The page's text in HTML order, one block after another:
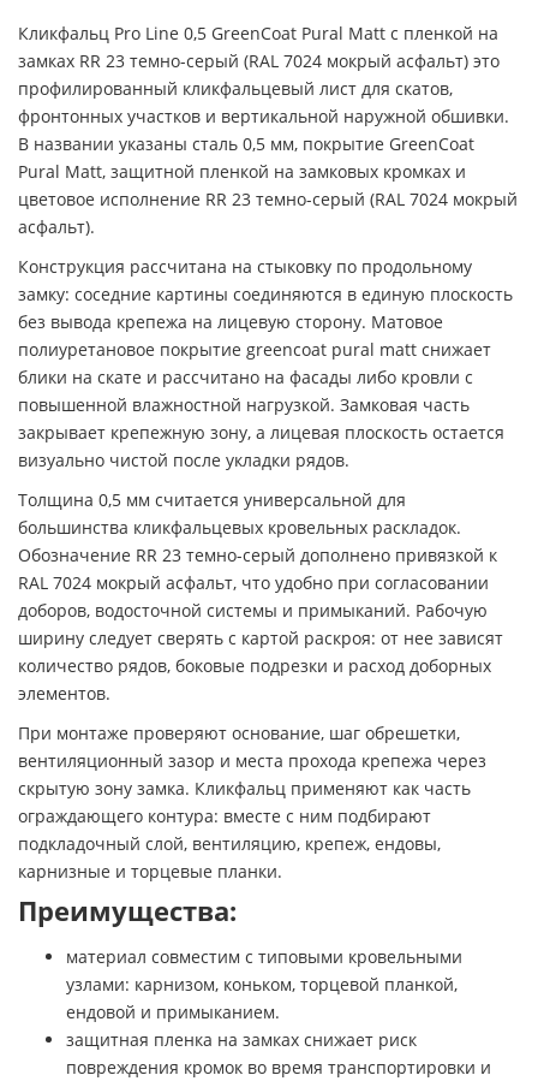
Кликфальц Pro Line 0,5 GreenCoat Pural Matt с пленкой на
замках RR 23 темно-серый (RAL 7024 мокрый асфальт) это
профилированный кликфальцевый лист для скатов,
фронтонных участков и вертикальной наружной обшивки.
В названии указаны сталь 0,5 мм, покрытие GreenCoat
Pural Matt, защитной пленкой на замковых кромках и
цветовое исполнение RR 23 темно-серый (RAL 7024 мокрый
асфальт).
Конструкция рассчитана на стыковку по продольному
замку: соседние картины соединяются в единую плоскость
без вывода крепежа на лицевую сторону. Матовое
полиуретановое покрытие greencoat pural matt снижает
блики на скате и рассчитано на фасады либо кровли с
повышенной влажностной нагрузкой. Замковая часть
закрывает крепежную зону, а лицевая плоскость остается
визуально чистой после укладки рядов.
Толщина 0,5 мм считается универсальной для
большинства кликфальцевых кровельных раскладок.
Обозначение RR 23 темно-серый дополнено привязкой к
RAL 7024 мокрый асфальт, что удобно при согласовании
доборов, водосточной системы и примыканий. Рабочую
ширину следует сверять с картой раскроя: от нее зависят
количество рядов, боковые подрезки и расход доборных
элементов.
При монтаже проверяют основание, шаг обрешетки,
вентиляционный зазор и места прохода крепежа через
скрытую зону замка. Кликфальц применяют как часть
ограждающего контура: вместе с ним подбирают
подкладочный слой, вентиляцию, крепеж, ендовы,
карнизные и торцевые планки.
Преимущества:
материал совместим с типовыми кровельными
узлами: карнизом, коньком, торцевой планкой,
ендовой и примыканием.
защитная пленка на замках снижает риск
повреждения кромок во время транспортировки и